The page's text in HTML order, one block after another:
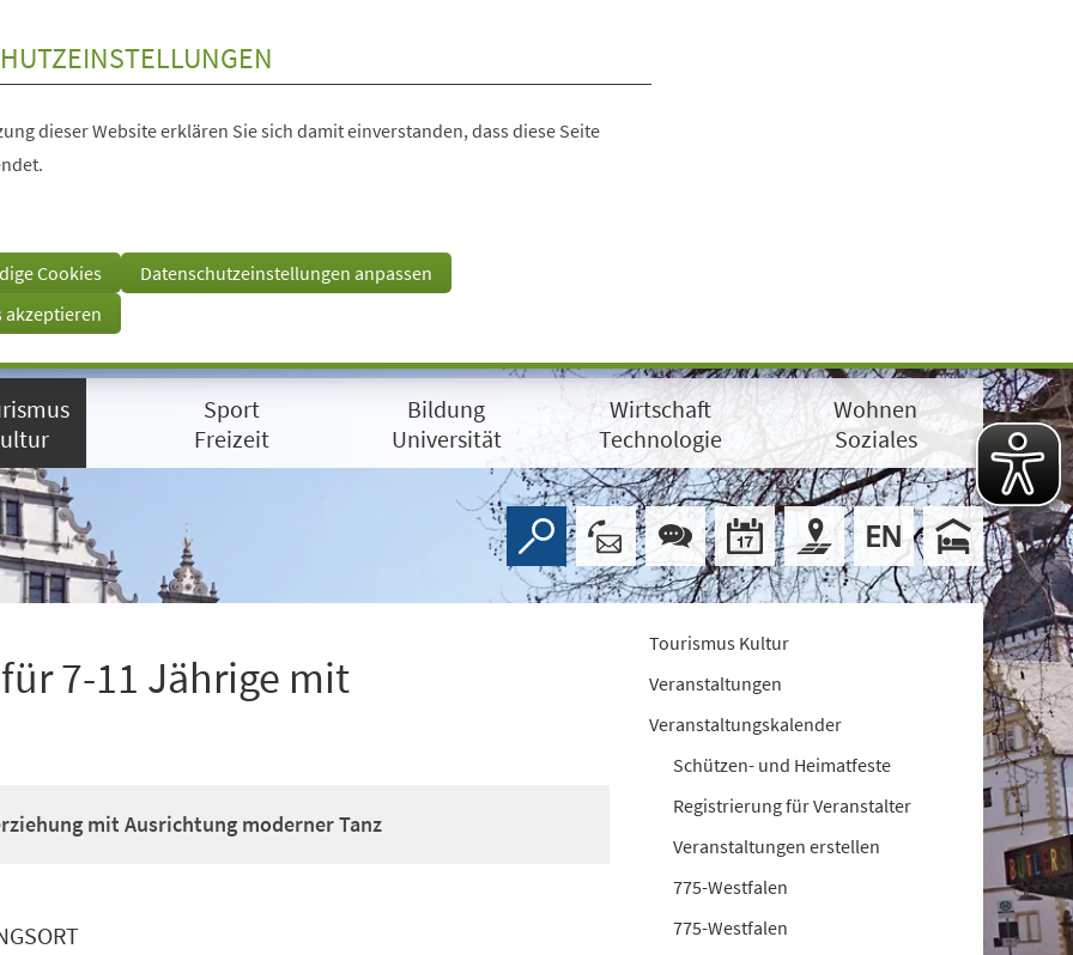
dieser Website erklären Sie sich damit einverstanden, dass diese Seite
Cookies
Datenschutzeinstellungen anpassen
akzeptieren
Sport
Freizeit
Bildung
Universität
Wirtschaft
Technologie
Wohnen
Soziales
7-11 Jährige mit
mit Ausrichtung moderner Tanz
Tourismus Kultur
Veranstaltungen
Veranstaltungskalender
Schützen- und Heimatfeste
Registrierung für Veranstalter
Veranstaltungen erstellen
775-Westfalen
775-Westfalen